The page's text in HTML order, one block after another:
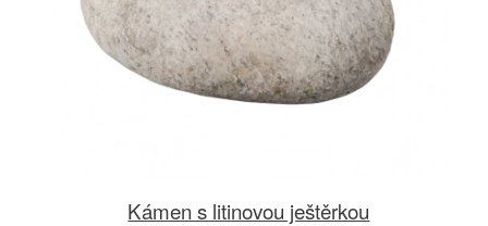
Kámen s litinovou ještěrkou